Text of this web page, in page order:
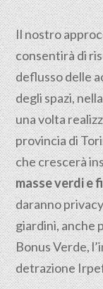
Il nostro
consentirà di
deflusso delle
degli spazi,
una volta
provincia di
che crescerà
masse verdi e
daranno
giardini, anche
Bonus Verde,
detrazione